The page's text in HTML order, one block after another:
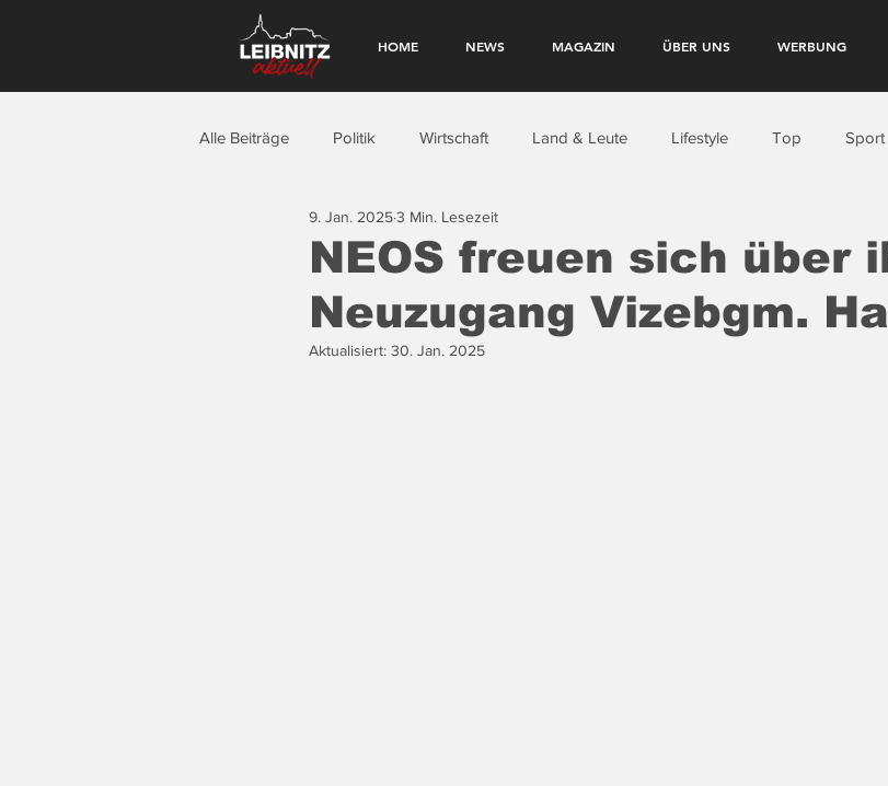
HOME NEWS MAGAZIN ÜBER UNS WERBUNG
Alle Beiträge Politik Wirtschaft Land & Leute Lifestyle Top Sport
NEOS freuen sich über
Neuzugang Vizebgm.
9. Jan. 20253 Min. Lesezeit
Aktualisiert: 30. Jan. 2025